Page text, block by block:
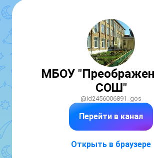
МБОУ
СОШ"
@id2456006891_gos
Перейти в канал
Открыть в браузере